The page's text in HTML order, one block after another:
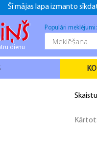
Šī mājas lapa izmanto
+371 26916937
dienu
Populāri meklējumi:
Kārtot: